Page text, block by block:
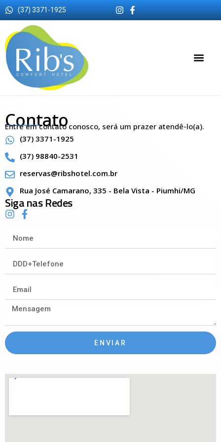
(37) 3371-1925
Contato
Entre em contato conosco, será um prazer atendê-lo(a).
(37) 3371-1925
(37) 98840-2531
reservas@ribshotel.com.br
Rua José Camarano, 335 - Bela Vista - Piumhi/MG
Siga nas Redes
ENVIAR